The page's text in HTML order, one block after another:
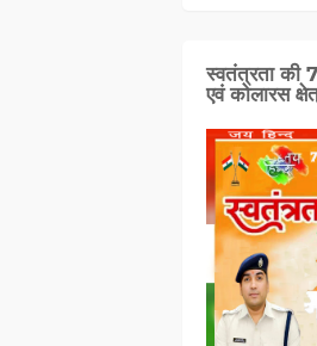
स्वतंत्रता की
एवं कोलारस